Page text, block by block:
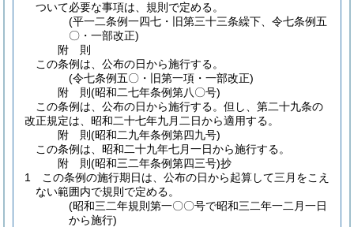
ついて必要な事項は、規則で定める。
(平一二条例一四七・旧第三十三条繰下、令七条例五
〇・一部改正)
附 則
この条例は、公布の日から施行する。
(令七条例五〇・旧第一項・一部改正)
附 則(昭和二七年条例第八〇号)
この条例は、公布の日から施行する。 但し、第二十九条の
改正規定は、昭和二十七年九月二日から適用する。
附 則(昭和二九年条例第四九号)
この条例は、昭和二十九年七月一日から施行する。
附 則(昭和三二年条例第四三号)抄
1
この条例の施行期日は、公布の日から起算して三月をこえ
ない範囲内で規則で定める。
(昭和三二年規則第一〇〇号で昭和三二年一二月一日
から施行)